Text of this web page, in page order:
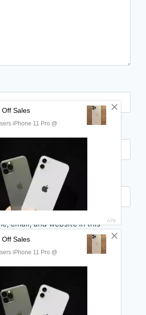
email, and website in this